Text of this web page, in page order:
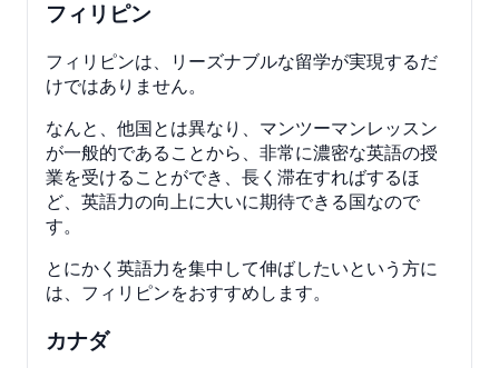
フィリピン
フィリピンは、リーズナブルな留学が実現するだ
けではありません。
なんと、他国とは異なり、マンツーマンレッスン
が一般的であることから、非常に濃密な英語の授
業を受けることができ、長く滞在すればするほ
ど、英語力の向上に大いに期待できる国なので
す。
とにかく英語力を集中して伸ばしたいという方に
は、フィリピンをおすすめします。
カナダ